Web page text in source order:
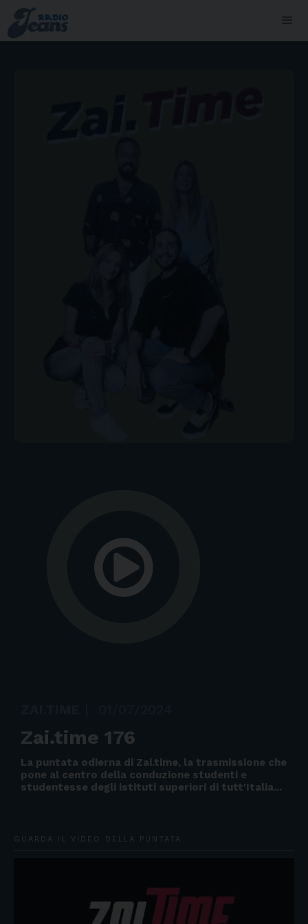
Zai.time 176
La puntata odierna di Zai.time, la trasmissione che
pone al centro della conduzione studenti e
studentesse degli istituti superiori di tutt'Italia...
GUARDA IL VIDEO DELLA PUNTATA